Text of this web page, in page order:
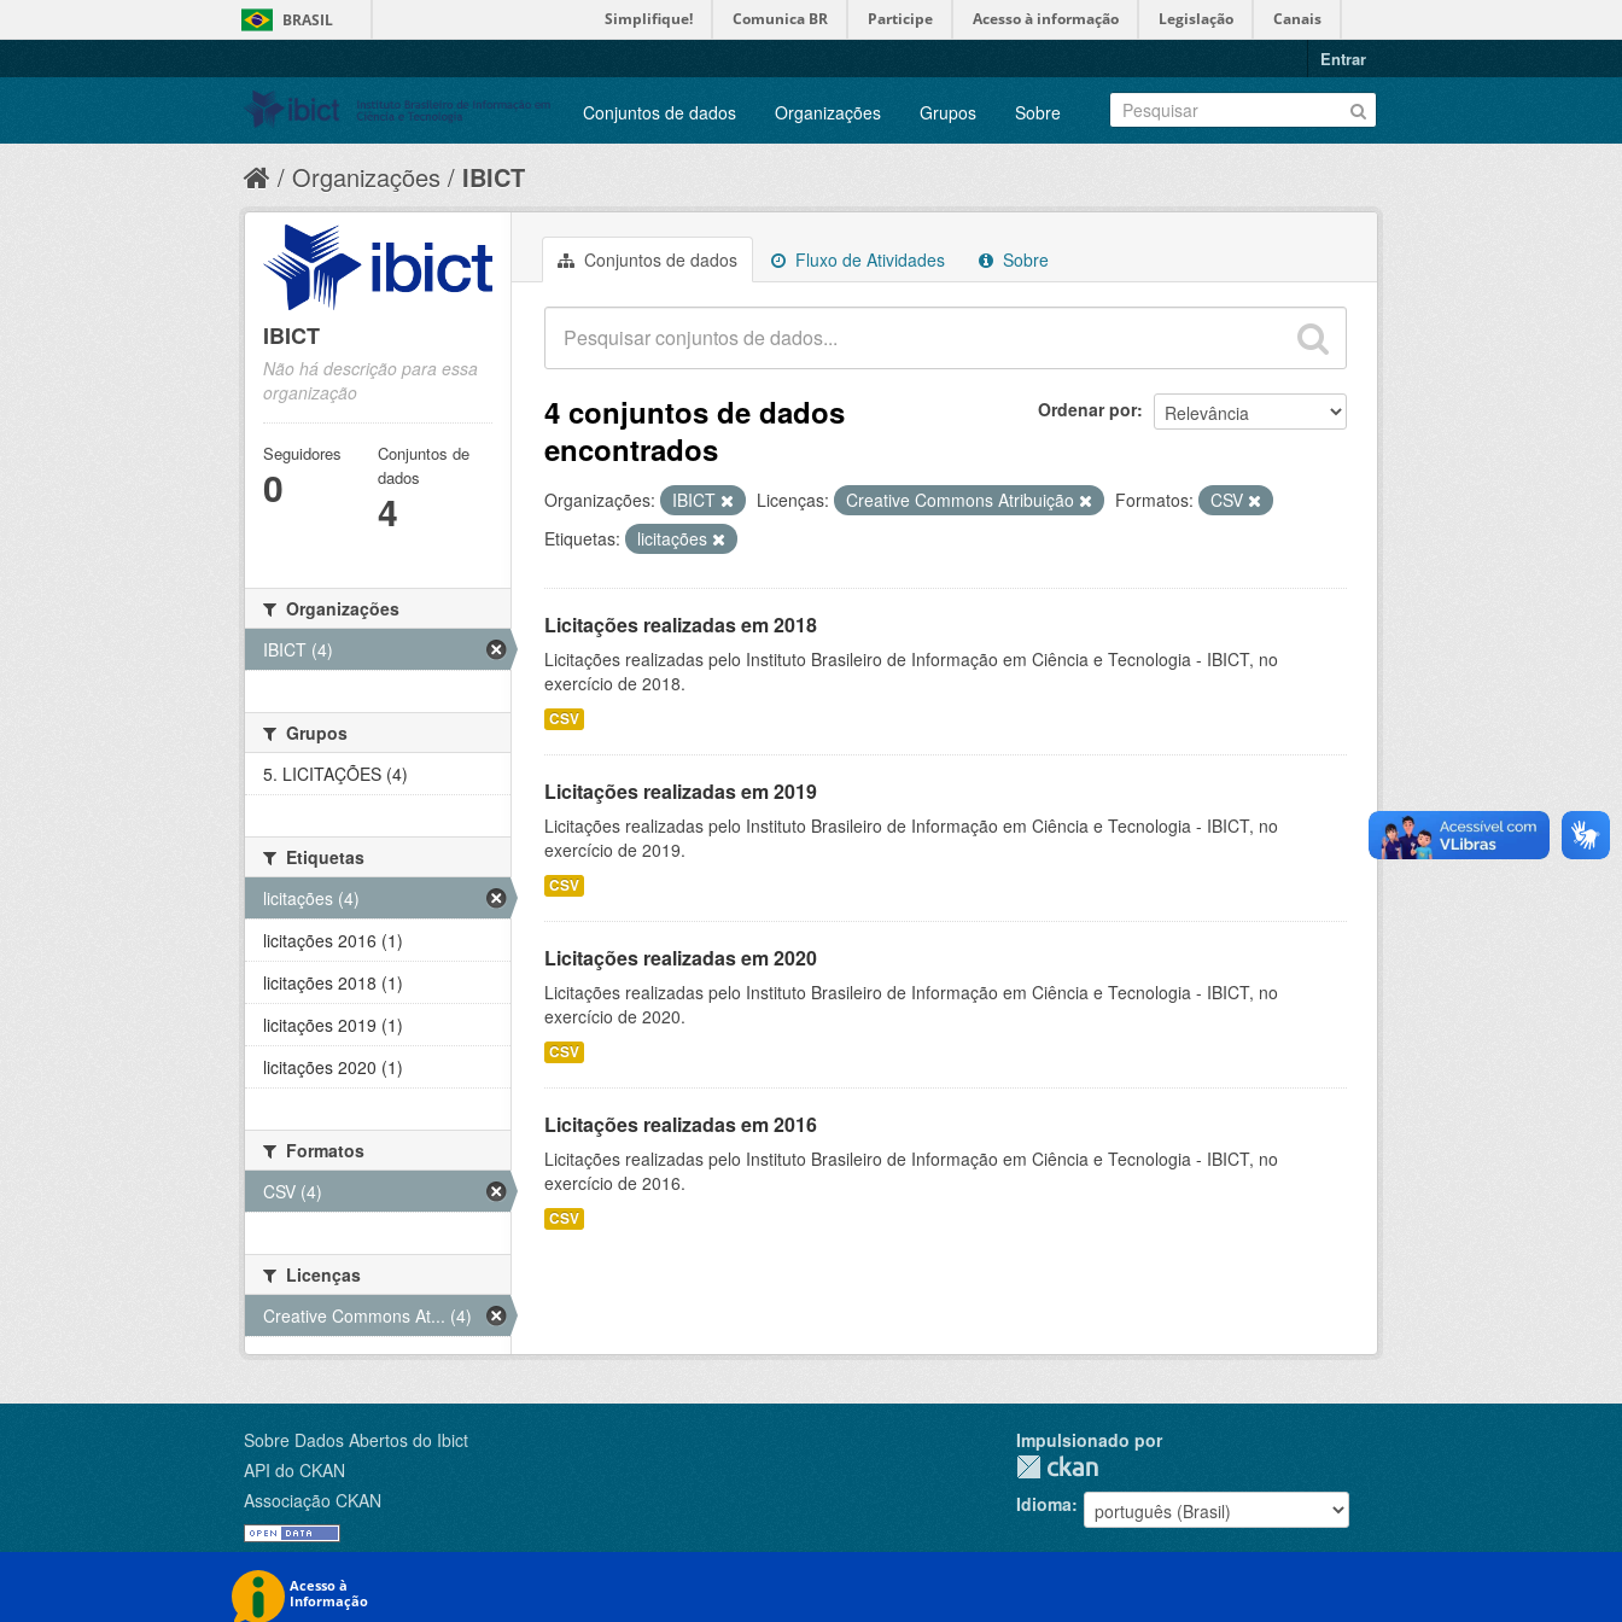
BRASIL Simplifique! Comunica BR Participe Acesso à informação Legislação Canais
Entrar
Conjuntos de dados Organizações Grupos Sobre
Organizações IBICT
Conjuntos de dados Fluxo de Atividades Sobre
Ordenar por
4 conjuntos de dados
encontrados
Organizações: IBICT Licenças: Creative Commons Atribuição Formatos:
CSV
Etiquetas:
licitações
Licitações realizadas em 2018
Licitações realizadas pelo Instituto Brasileiro de Informação em Ciência e Tecnologia - IBICT, no
exercício de 2018.
CSV
Licitações realizadas em 2019
Licitações realizadas pelo Instituto Brasileiro de Informação em Ciência e Tecnologia - IBICT, no
exercício de 2019.
CSV
Licitações realizadas em 2020
Licitações realizadas pelo Instituto Brasileiro de Informação em Ciência e Tecnologia - IBICT, no
exercício de 2020.
CSV
Licitações realizadas em 2016
Licitações realizadas pelo Instituto Brasileiro de Informação em Ciência e Tecnologia - IBICT, no
exercício de 2016.
CSV
IBICT
Não há descrição para essa
organização
Seguidores
0
Conjuntos de
dados
4
Organizações
IBICT (4)
Grupos
5. LICITAÇÕES (4)
Etiquetas
licitações (4)
licitações 2016 (1)
licitações 2018 (1)
licitações 2019 (1)
licitações 2020 (1)
Formatos
CSV (4)
Licenças
Creative Commons At... (4)
Sobre Dados Abertos do Ibict
API do CKAN
Associação CKAN
Impulsionado por
Idioma